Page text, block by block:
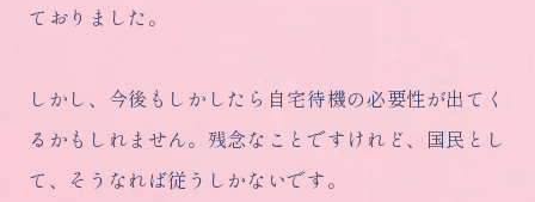
ておりました。
しかし、今後もしかしたら自宅待機の必要性が出てく
るかもしれません。残念なことですけれど、国民とし
て、そうなれば従うしかないです。